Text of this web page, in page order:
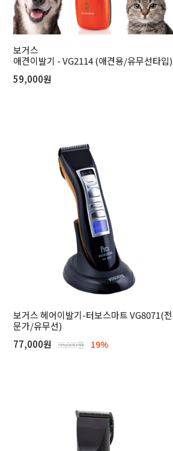
보거스
애견이발기 - VG2114 (애견용/유무선타입)
59,000원
보거스 헤어이발기-터보스마트 VG8071(전
문가/유무선)
77,000원
95,000원 19%